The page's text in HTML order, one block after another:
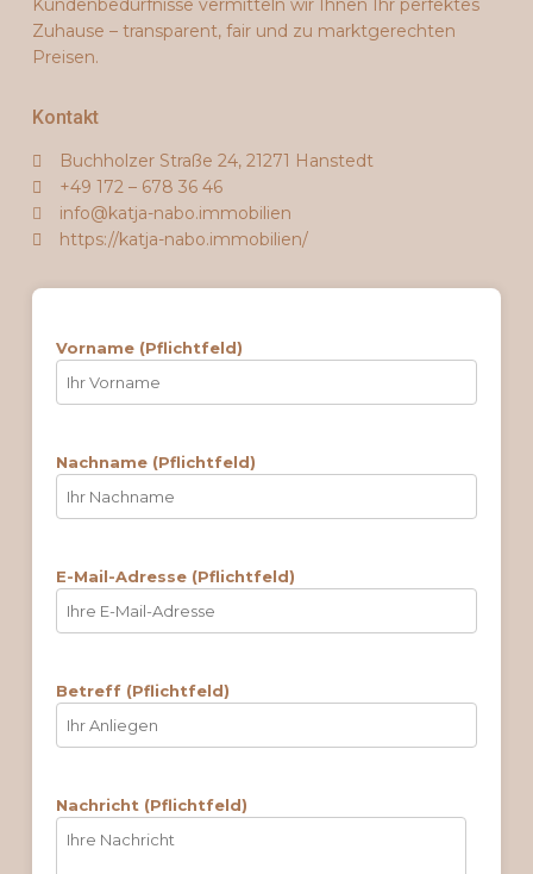
Kundenbedürfnisse vermitteln wir Ihnen Ihr perfektes
Zuhause – transparent, fair und zu marktgerechten
Preisen.
Kontakt
Buchholzer Straße 24, 21271 Hanstedt
+49 172 – 678 36 46
info@katja-nabo.immobilien
https://katja-nabo.immobilien/
Vorname (Pflichtfeld)
Nachname (Pflichtfeld)
E-Mail-Adresse (Pflichtfeld)
Betreff (Pflichtfeld)
Nachricht (Pflichtfeld)